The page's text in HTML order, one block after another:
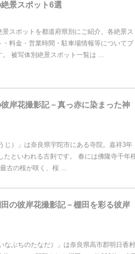
景スポット6選
スポットを都道府県別にご紹介。各絶景ス
料金・営業時間・駐車場情報等についてブ
被写体別絶景スポット一覧は ...
岸花撮影記－真っ赤に染まった神
じ）」は奈良県宇陀市にある寺院。嘉祥3年
たといわれる古刹です。 春には佛隆寺千年
古の桜が咲く、桜 ...
の彼岸花撮影記－棚田を彩る彼岸
なぶちのたなだ）」は奈良県高市郡明日香村